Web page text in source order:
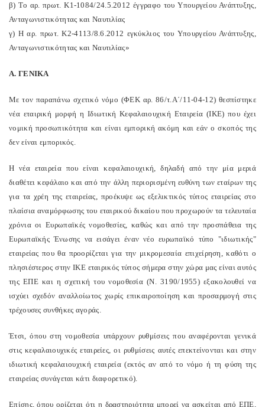
β) Το αρ. πρωτ. Κ1-1084/24.5.2012 έγγραφο του Υπουργείου Ανάπτυξης,
Ανταγωνιστικότητας και Ναυτιλίας
γ) Η αρ. πρωτ. Κ2-4113/8.6.2012 εγκύκλιος του Υπουργείου Ανάπτυξης,
Ανταγωνιστικότητας και Ναυτιλίας»
Α. ΓΕΝΙΚΑ
Με τον παραπάνω σχετικό νόμο (ΦΕΚ αρ. 86/τ.Α΄/11-04-12) θεσπίστηκε
νέα εταιρική μορφή η Ιδιωτική Κεφαλαιουχική Εταιρεία (ΙΚΕ) που έχει
νομική προσωπικότητα και είναι εμπορική ακόμη και εάν ο σκοπός της
δεν είναι εμπορικός.
Η νέα εταιρεία που είναι κεφαλαιουχική, δηλαδή από την μία μεριά
διαθέτει κεφάλαιο και από την άλλη περιορισμένη ευθύνη των εταίρων της
για τα χρέη της εταιρείας, προέκυψε ως εξελικτικός τύπος εταιρείας στο
πλαίσια αναμόρφωσης του εταιρικού δικαίου που προχωρούν τα τελευταία
χρόνια οι Ευρωπαϊκές νομοθεσίες, καθώς και από την προσπάθεια της
Ευρωπαϊκής Ένωσης να εισάγει έναν νέο ευρωπαϊκό τύπο "ιδιωτικής"
εταιρείας που θα προορίζεται για την μικρομεσαία επιχείρηση, καθότι ο
πλησιέστερος στην ΙΚΕ εταιρικός τύπος σήμερα στην χώρα μας είναι αυτός
της ΕΠΕ και η σχετική του νομοθεσία (Ν. 3190/1955) εξακολουθεί να
ισχύει σχεδόν αναλλοίωτος χωρίς επικαιροποίηση και προσαρμογή στις
τρέχουσες συνθήκες αγοράς.
Έτσι, όπου στη νομοθεσία υπάρχουν ρυθμίσεις που αναφέρονται γενικά
στις κεφαλαιουχικές εταιρείες, οι ρυθμίσεις αυτές επεκτείνονται και στην
ιδιωτική κεφαλαιουχική εταιρεία (εκτός αν από το νόμο ή τη φύση της
εταιρείας συνάγεται κάτι διαφορετικό).
Επίσης, όπου ορίζεται ότι η δραστηριότητα μπορεί να ασκείται από ΕΠΕ,